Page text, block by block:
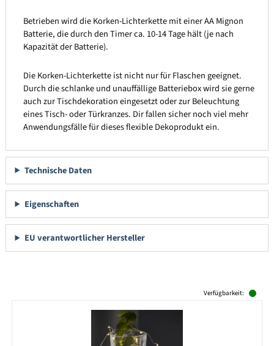
Betrieben wird die Korken-Lichterkette mit einer AA Mignon
Batterie, die durch den Timer ca. 10-14 Tage hält (je nach
Kapazität der Batterie).
Die Korken-Lichterkette ist nicht nur für Flaschen geeignet.
Durch die schlanke und unauffällige Batteriebox wird sie gerne
auch zur Tischdekoration eingesetzt oder zur Beleuchtung
eines Tisch- oder Türkranzes. Dir fallen sicher noch viel mehr
Anwendungsfälle für dieses flexible Dekoprodukt ein.
Technische Daten
Eigenschaften
EU verantwortlicher Hersteller
Verfügbarkeit: